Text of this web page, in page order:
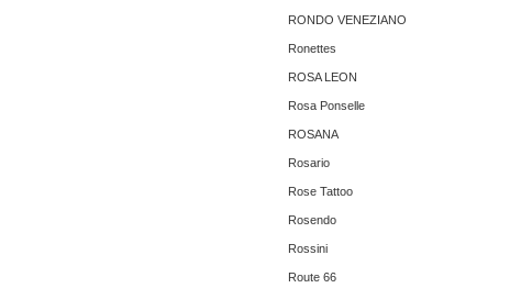
RONDO VENEZIANO
Ronettes
ROSA LEON
Rosa Ponselle
ROSANA
Rosario
Rose Tattoo
Rosendo
Rossini
Route 66